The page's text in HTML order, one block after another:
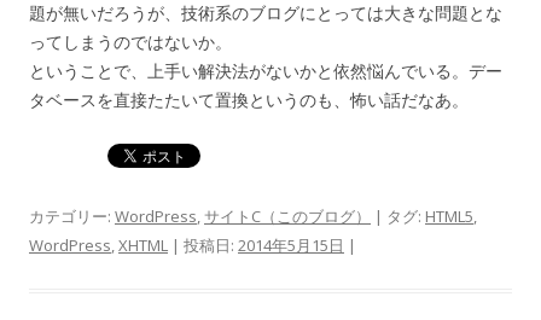
題が無いだろうが、技術系のブログにとっては大きな問題とな
ってしまうのではないか。
ということで、上手い解決法がないかと依然悩んでいる。デー
タベースを直接たたいて置換というのも、怖い話だなあ。
カテゴリー: WordPress,サイトC（このブログ） | タグ: HTML5,
WordPress,XHTML | 投稿日: 2014年5月15日 |